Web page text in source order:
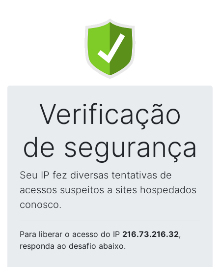
Verificação
de segurança
Seu IP fez diversas tentativas de
acessos suspeitos a sites hospedados
conosco.
Para liberar o acesso do IP 216.73.216.32,
responda ao desafio abaixo.